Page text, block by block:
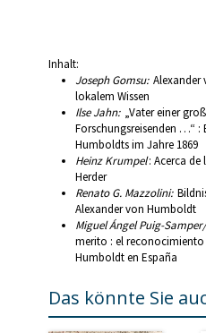
(2002)
5
Menge
Inhalt:
Joseph Gomsu:
lokalem Wissen
Ilse Jahn: „Vater einer
Forschungsreisenden …“ :
Humboldts im Jahre 1869
Heinz Krumpel: Acerca
Herder
Renato G. Mazzolini:
Alexander von Humboldt
Miguel Ángel Puig-
merito : el
Humboldt en España
Das könnte Sie